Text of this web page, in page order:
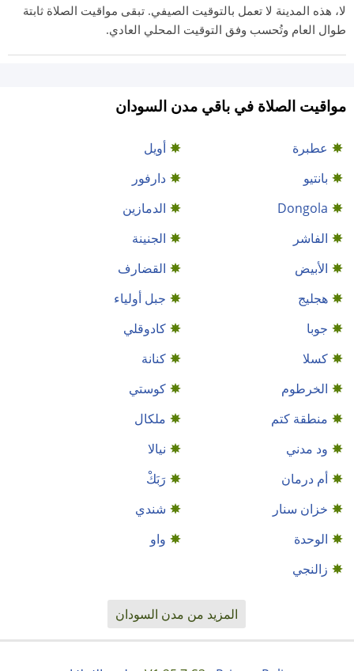
لا، هذه المدينة لا تعمل بالتوقيت الصيفي. تبقى مواقيت الصلاة ثابتة
طوال العام وتُحسب وفق التوقيت المحلي العادي.
مواقيت الصلاة في باقي مدن السودان
عطبرة
أويل
بانتيو
دارفور
Dongola
الدمازين‎
الفاشر
الجنينة
الأبيض
القضارف
هجليج
جبل أولياء
جوبا
كادوقلي
كسلا
كنانة
الخرطوم
كوستي
منطقة كتم
ملكال
ود مدني
نيالا
أم درمان
رَبَكْ
خزان سنار
شندي
الوحدة
واو
زالنجي
المزيد من مدن السودان